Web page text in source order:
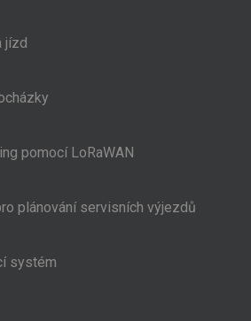
jízd
pomocí LoRaWAN
plánování servisních výjezdů
systém